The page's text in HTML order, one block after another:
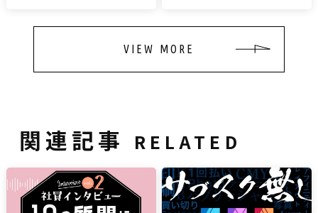
VIEW MORE
関連記事 RELATED
雑談 雑談